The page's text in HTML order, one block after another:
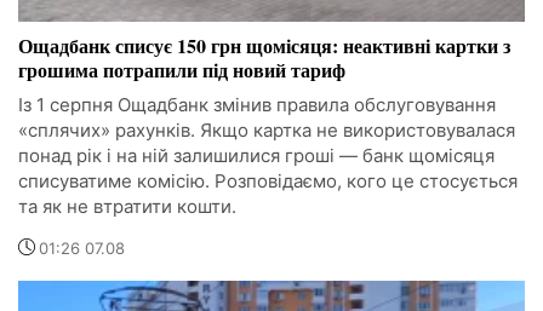
Ощадбанк списує 150 грн щомісяця: неактивні картки з
грошима потрапили під новий тариф
Із 1 серпня Ощадбанк змінив правила обслуговування
«сплячих» рахунків. Якщо картка не використовувалася
понад рік і на ній залишилися гроші — банк щомісяця
списуватиме комісію. Розповідаємо, кого це стосується
та як не втратити кошти.
01:26 07.08